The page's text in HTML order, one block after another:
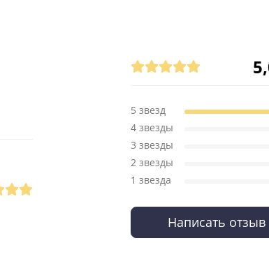
5 звезд
4 звезды
3 звезды
2 звезды
1 звезда
Написать отзыв